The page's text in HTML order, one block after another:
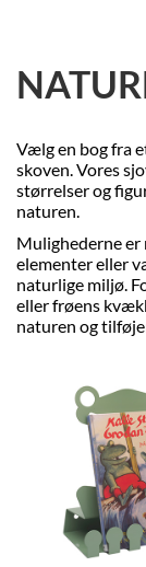
Vælg en bog fra
skoven. Vores
størrelser og
naturen.
Mulighederne er
elementer eller
naturlige miljø.
eller frøens
naturen og